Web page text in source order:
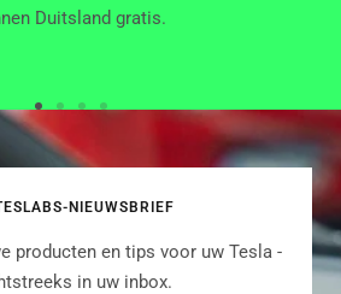
Duitsland gratis.
naar
1
naar
2
naar
3
Ga
4
NIEUWSBRIEF
producten en tips voor uw Tesla -
in uw inbox.